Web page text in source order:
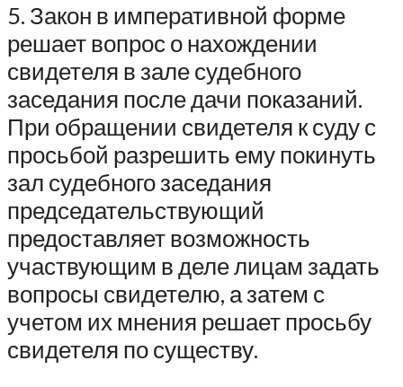
5. Закон в императивной форме
решает вопрос о нахождении
свидетеля в зале судебного
заседания после дачи показаний.
При обращении свидетеля к суду с
просьбой разрешить ему покинуть
зал судебного заседания
председательствующий
предоставляет возможность
участвующим в деле лицам задать
вопросы свидетелю, а затем с
учетом их мнения решает просьбу
свидетеля по существу.